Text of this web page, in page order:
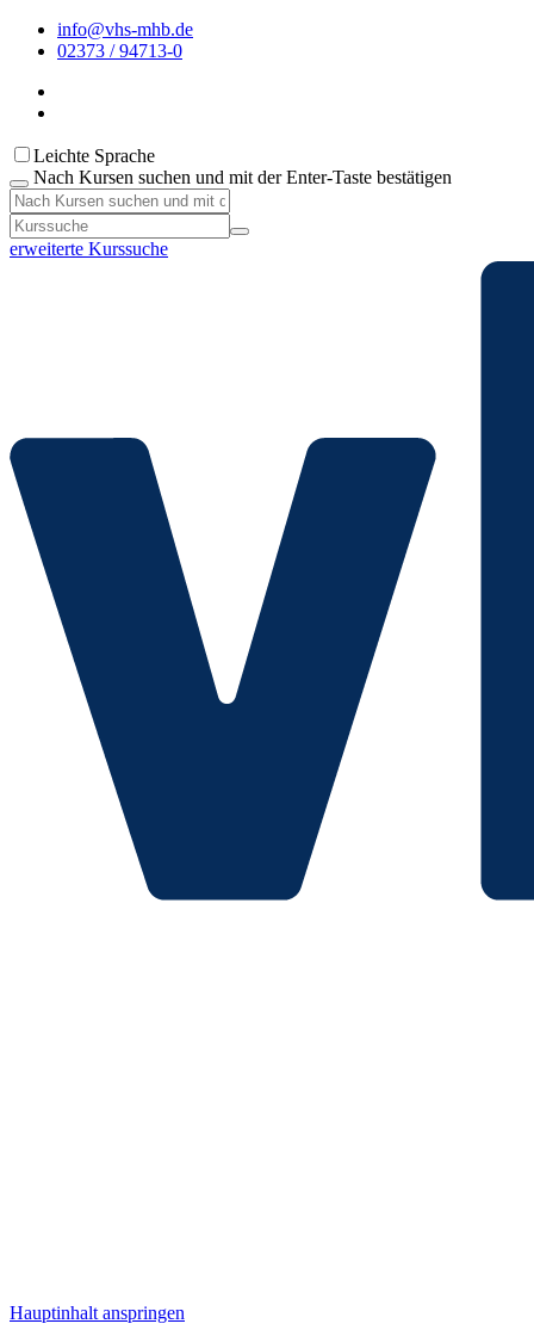
info@vhs-mhb.de
02373 / 94713-0
Leichte Sprache
Nach Kursen suchen und mit der Enter-Taste bestätigen
erweiterte Kurssuche
Hauptinhalt anspringen